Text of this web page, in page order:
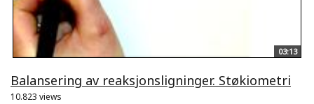
03:13
Balansering av reaksjonsligninger. Støkiometri
10.823 views